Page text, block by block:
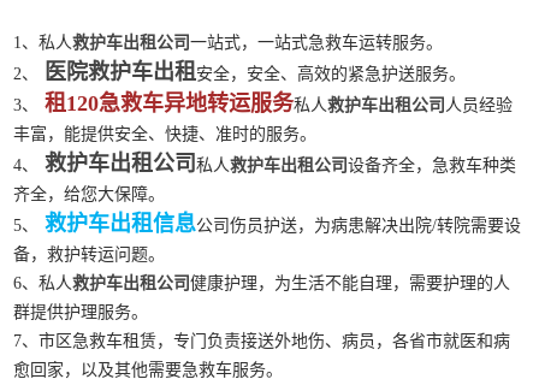
1、私人救护车出租公司一站式，一站式急救车运转服务。
2、
医院救护车出租 安全，安全、高效的紧急护送服务。
3、
租120急救车异地转运服务私人救护车出租公司 人员经验
丰富，能提供安全、快捷、准时的服务。
4、
救护车出租公司私人救护车出租公司设备齐全，急救车种类
齐全，给您大保障。
5、
救护车出租信息公司伤员护送，为病患解决出院/转院需要设
备，救护转运问题。
6、私人救护车出租公司健康护理，为生活不能自理，需要护理的人
群提供护理服务。
7、市区急救车租赁，专门负责接送外地伤、病员，各省市就医和病
愈回家，以及其他需要急救车服务。